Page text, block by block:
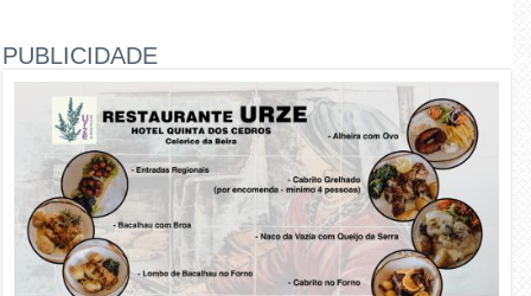
PUBLICIDADE